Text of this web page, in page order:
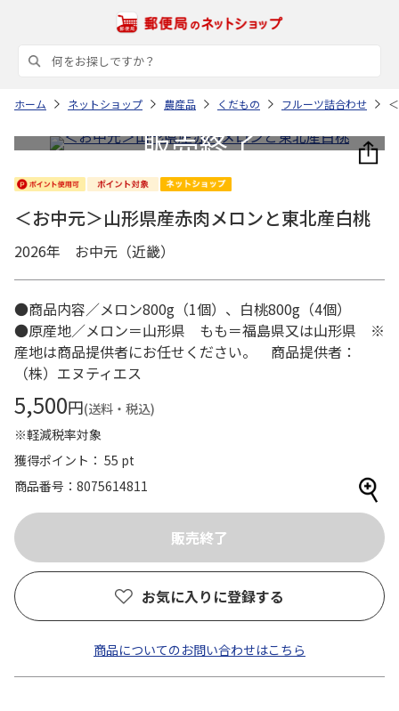
ホーム ネットショップ 農産品 くだもの フルーツ詰合わせ
＜お中元＞山形県産赤肉メロンと東北産白桃
2026年 お中元（近畿）
●商品内容／メロン800g（1個）、白桃800g（4個）
●原産地／メロン＝山形県 もも＝福島県又は山形県 ※
産地は商品提供者にお任せください。 商品提供者：
（株）エヌティエス
5,500円(送料・税込)
※軽減税率対象
獲得ポイント： 55 pt
商品番号
8075614811
お気に入りに登録する
商品についてのお問い合わせはこちら